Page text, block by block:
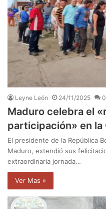
Leyne León 24/11/2025 0
Maduro celebra el
participación» en la
El presidente de la República
Maduro, extendió sus
extraordinaria jornada…
Ver Mas »